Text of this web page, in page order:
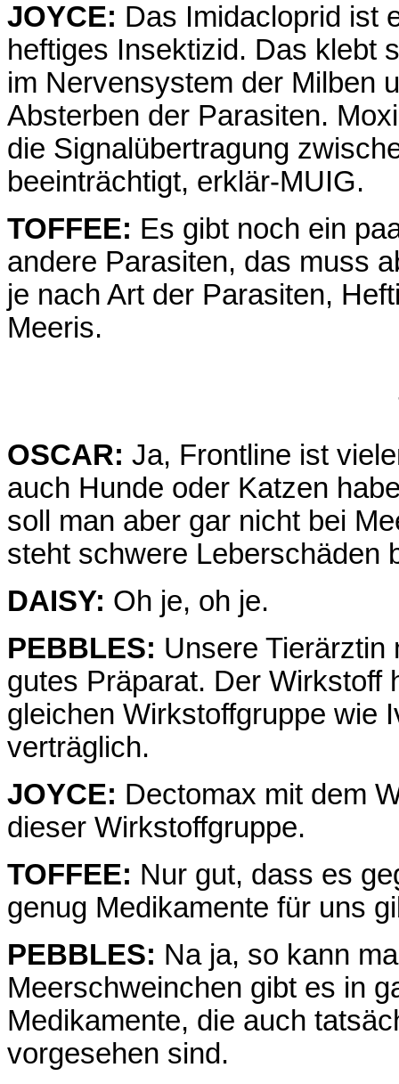
JOYCE: Das Imidacloprid ist
heftiges Insektizid. Das klebt
im Nervensystem der Milben
Absterben der Parasiten.
die Signalübertragung
beeinträchtigt, erklär-MUIG.
TOFFEE: Es gibt noch ein
andere Parasiten, das muss
je nach Art der Parasiten,
Meeris.
OSCAR: Ja, Frontline ist
auch Hunde oder Katzen
soll man aber gar nicht bei
steht schwere Leberschäden
DAISY: Oh je, oh je.
PEBBLES: Unsere Tierärztin
gutes Präparat. Der Wirkstoff
gleichen Wirkstoffgruppe wie
verträglich.
JOYCE: Dectomax mit dem
dieser Wirkstoffgruppe.
TOFFEE: Nur gut, dass es
genug Medikamente für uns
PEBBLES: Na ja, so kann
Meerschweinchen gibt es in
Medikamente, die auch
vorgesehen sind.